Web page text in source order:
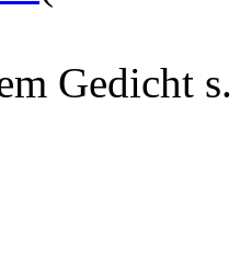
Gedicht